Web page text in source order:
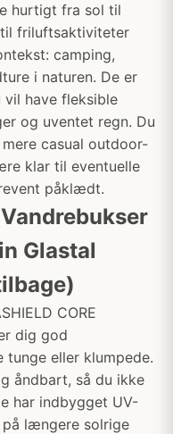
hurtigt fra sol til
friluftsaktiviteter
camping,
i naturen. De er
have fleksible
og uventet regn. Du
casual outdoor-
klar til eventuelle
påklædt.
Glastal
CORE
dig god
eller klumpede.
åndbart, så du ikke
har indbygget UV-
længere solrige